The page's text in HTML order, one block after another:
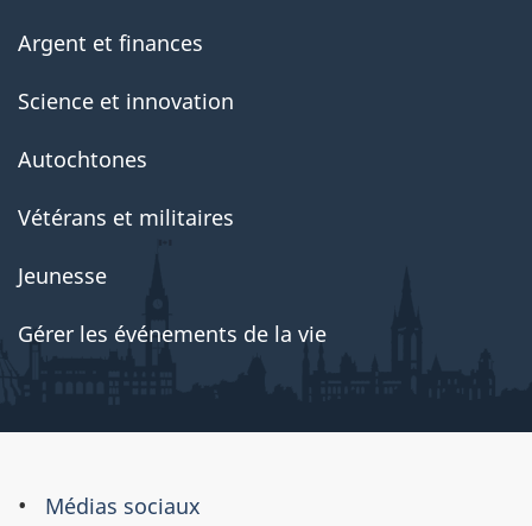
Argent et finances
Science et innovation
Autochtones
Vétérans et militaires
Jeunesse
Gérer les événements de la vie
À
Médias sociaux